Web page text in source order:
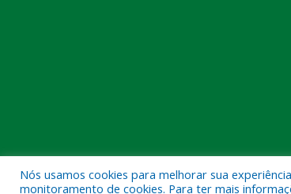
Todos os direitos reservados a
Nós usamos cookies para melhorar sua
monitoramento de cookies. Para ter mais